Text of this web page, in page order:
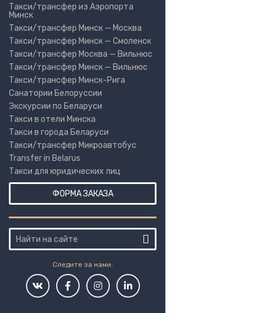
Такси/трансфер из Аэропорта
Минск
Такси/трансфер Минск — Москва
Такси/трансфер Минск — Смоленск
Такси/трансфер Москва — Вильнюс
Такси/трансфер Минск — Вильнюс
Такси/трансфер Минск-Рига
Санатории Белоруссии
Экскурсии по Беларуси
Такси в отели Минска
Такси в города Беларуси
Такси/трансфер Микроавтобус
Transfer in Belarus
Такси для юридических лиц
ФОРМА ЗАКАЗА
Следите за нами: